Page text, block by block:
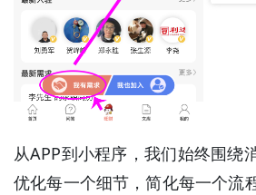
从APP到小程序，我们始终围绕
优化每一个细节，简化每一个流